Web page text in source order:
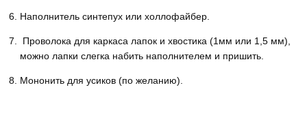
Наполнитель синтепух или холлофайбер.
Проволока для каркаса лапок и хвостика (1мм или 1,5 мм),
можно лапки слегка набить наполнителем и пришить.
Мононить для усиков (по желанию).